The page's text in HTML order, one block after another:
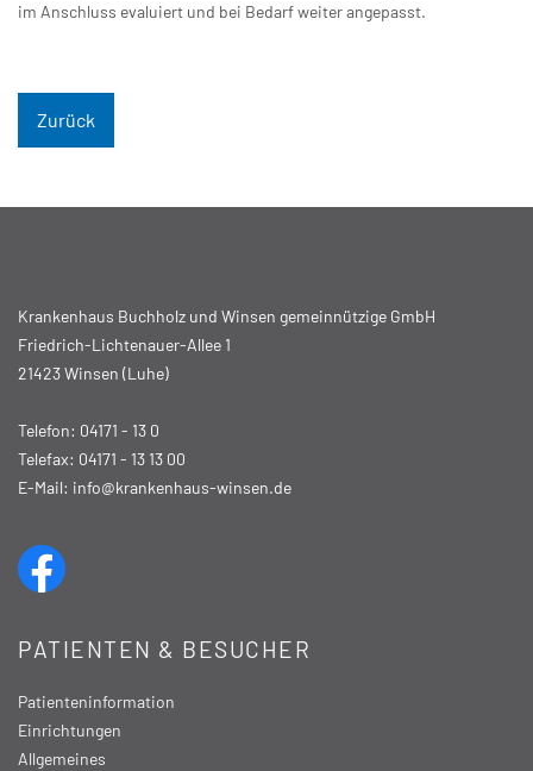
im Anschluss evaluiert und bei Bedarf weiter angepasst.
Zurück
Krankenhaus Buchholz und Winsen gemeinnützige GmbH
Friedrich-Lichtenauer-Allee 1
21423 Winsen (Luhe)
Telefon: 04171 - 13 0
Telefax: 04171 - 13 13 00
E-Mail: info@krankenhaus-winsen.de
PATIENTEN & BESUCHER
Patienteninformation
Einrichtungen
Allgemeines